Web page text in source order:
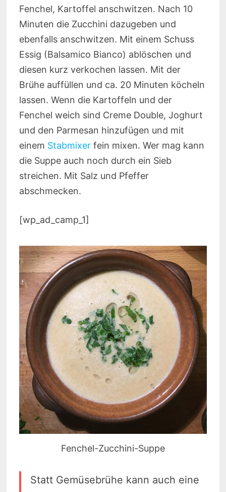
Fenchel, Kartoffel anschwitzen. Nach 10
Minuten die Zucchini dazugeben und
ebenfalls anschwitzen. Mit einem Schuss
Essig (Balsamico Bianco) ablöschen und
diesen kurz verkochen lassen. Mit der
Brühe auffüllen und ca. 20 Minuten köcheln
lassen. Wenn die Kartoffeln und der
Fenchel weich sind Creme Double, Joghurt
und den Parmesan hinzufügen und mit
einem Stabmixerfein mixen. Wer mag kann
die Suppe auch noch durch ein Sieb
streichen. Mit Salz und Pfeffer
abschmecken.
[wp_ad_camp_1]
Fenchel-Zucchini-Suppe
Statt Gemüsebrühe kann auch eine